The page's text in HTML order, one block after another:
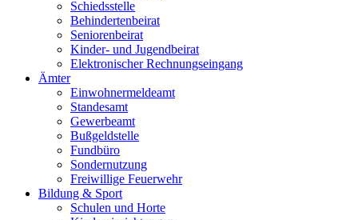
Schiedsstelle
Behindertenbeirat
Seniorenbeirat
Kinder- und Jugendbeirat
Elektronischer Rechnungseingang
Ämter
Einwohnermeldeamt
Standesamt
Gewerbeamt
Bußgeldstelle
Fundbüro
Sondernutzung
Freiwillige Feuerwehr
Bildung & Sport
Schulen und Horte